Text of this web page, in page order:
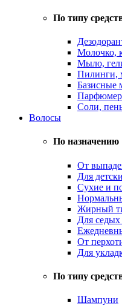
По типу
Молочко,
Мыло,
Пилинги,
Базисные
Соли,
Волосы
По назначению
От
Для
Сухие и
Жирный
Для седых
От
Для
По типу
Шампуни